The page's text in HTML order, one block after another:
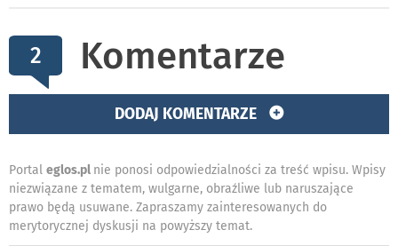
2 Komentarze
DODAJ KOMENTARZE
Portal eglos.pl nie ponosi odpowiedzialności za treść wpisu. Wpisy
niezwiązane z tematem, wulgarne, obraźliwe lub naruszające
prawo będą usuwane. Zapraszamy zainteresowanych do
merytorycznej dyskusji na powyższy temat.